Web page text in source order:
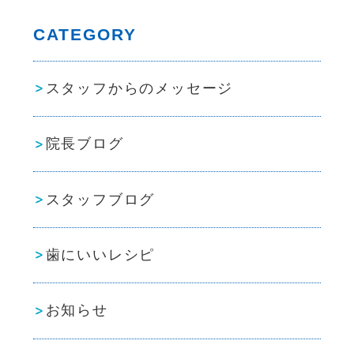
CATEGORY
スタッフからのメッセージ
院長ブログ
スタッフブログ
歯にいいレシピ
お知らせ